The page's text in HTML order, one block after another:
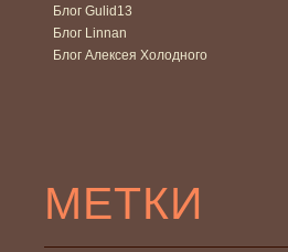
Блог Gulid13
Блог Linnan
Блог Алексея Холодного
МЕТКИ